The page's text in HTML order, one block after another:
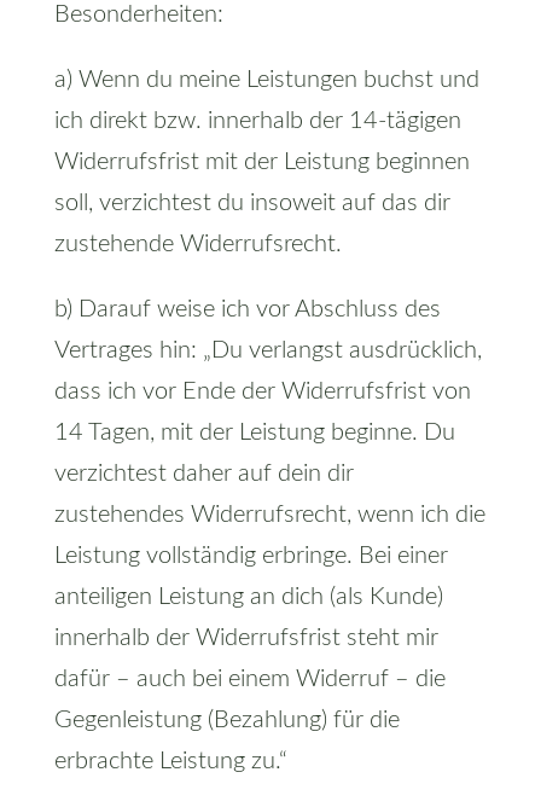
Besonderheiten:
a) Wenn du meine Leistungen buchst und
ich direkt bzw. innerhalb der 14-tägigen
Widerrufsfrist mit der Leistung beginnen
soll, verzichtest du insoweit auf das dir
zustehende Widerrufsrecht.
b) Darauf weise ich vor Abschluss des
Vertrages hin: „Du verlangst ausdrücklich,
dass ich vor Ende der Widerrufsfrist von
14 Tagen, mit der Leistung beginne. Du
verzichtest daher auf dein dir
zustehendes Widerrufsrecht, wenn ich die
Leistung vollständig erbringe. Bei einer
anteiligen Leistung an dich (als Kunde)
innerhalb der Widerrufsfrist steht mir
dafür – auch bei einem Widerruf – die
Gegenleistung (Bezahlung) für die
erbrachte Leistung zu.“